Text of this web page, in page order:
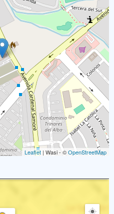
Leaflet | Wasi - ©OpenStreetMap